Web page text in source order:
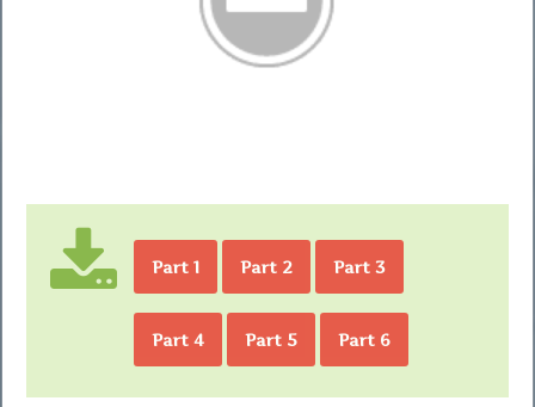
Part 1 Part 2 Part 3
Part 4 Part 5 Part 6